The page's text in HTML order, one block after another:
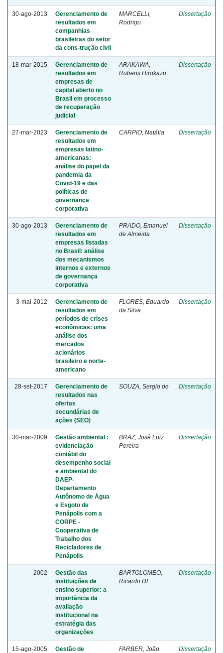
30-ago-2013
Gerenciamento de
resultados em
companhias
brasileiras do setor
da cons-trução civil
MARCELLI,
Rodrigo
Dissertação
18-mar-2015
Gerenciamento de
resultados em
empresas de
capital aberto no
Brasil em processo
de recuperação
judicial
ARAKAWA,
Rubens Hirokazu
Dissertação
27-mar-2023
Gerenciamento de
resultados em
empresas latino-
americanas:
análise do papel da
pandemia da
Covid-19 e das
políticas de
governança
corporativa
CARPIO, Natália Dissertação
30-ago-2013
Gerenciamento de
resultados em
empresas listadas
no Brasil: análise
dos mecanismos
internos e externos
de governança
corporativa
PRADO, Emanuel
de Almeida
Dissertação
3-mai-2012
Gerenciamento de
resultados em
períodos de crises
econômicas: uma
análise dos
mercados
acionários
brasileiro e norte-
americano
FLORES, Eduardo
da Silva
Dissertação
28-set-2017
Gerenciamento de
resultados nas
ofertas
secundárias de
ações (SEO)
SOUZA, Sergio de Dissertação
30-mar-2009
Gestão ambiental :
evidenciação
contábil do
desempenho social
e ambiental do
DAEP-
Departamento
Autônomo de Água
e Esgoto de
Penápolis com a
CORPE -
Cooperativa de
Trabalho dos
Recicladores de
Penápolis
BRAZ, José Luiz
Pereira
Dissertação
2002
Gestão das
instituições de
ensino superior: a
importância da
avaliação
institucional na
estratégia das
organizações
BARTOLOMEO,
Ricardo DI
Dissertação
15-ago-2005
Gestão de
FARBER, João
Dissertação